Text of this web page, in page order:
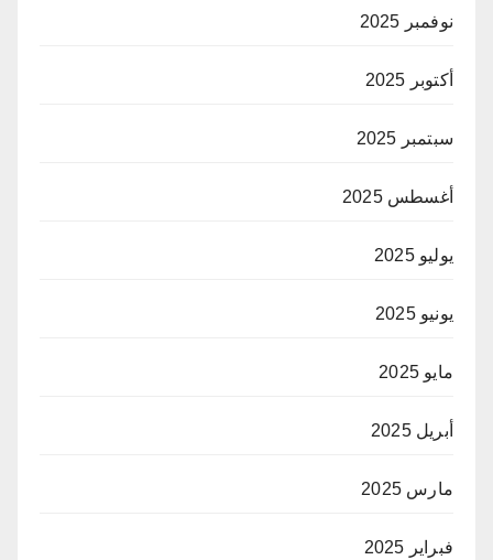
نوفمبر 2025
أكتوبر 2025
سبتمبر 2025
أغسطس 2025
يوليو 2025
يونيو 2025
مايو 2025
أبريل 2025
مارس 2025
فبراير 2025